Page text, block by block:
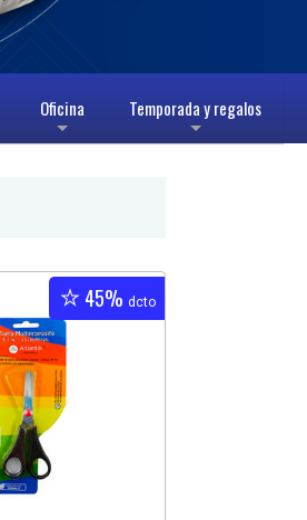
+
Oficina
+
Temporada y regalos
45% dcto